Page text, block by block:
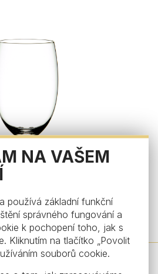
NA VAŠEM
používá základní funkční
správného fungování a
k pochopení toho, jak s
Kliknutím na tlačítko „Povolit
souborů cookie.
Airtwist
pivo Airtwist, křišťál
from €68